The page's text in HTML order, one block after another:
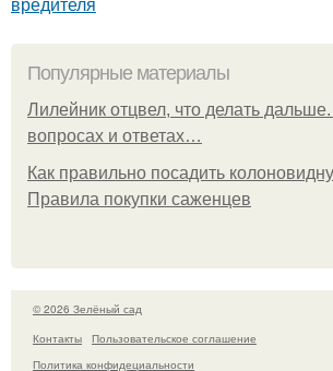
Популярные материалы
Лилейник отцвел, что делать
вопросах и ответах…
Как правильно посадить
Правила покупки саженцев
© 2026 Зелёный сад
Контакты
Пользовательское соглашение
Политика конфидециальности